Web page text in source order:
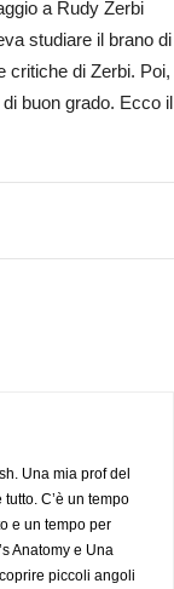
a Rudy Zerbi
studiare il brano di
critiche di Zerbi. Poi,
buon grado. Ecco il
Una mia prof del
C’è un tempo
e un tempo per
Anatomy e Una
piccoli angoli